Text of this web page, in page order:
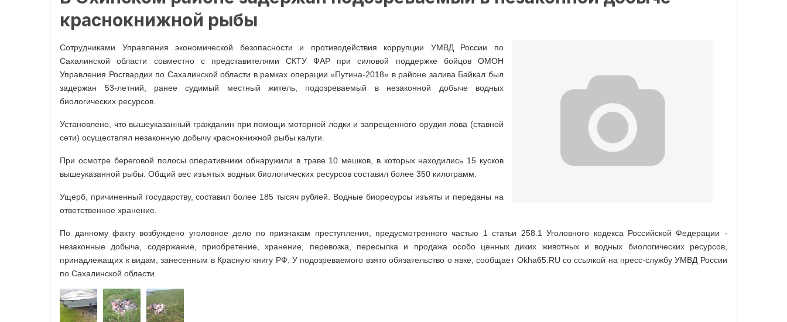
краснокнижной рыбы
Сотрудниками Управления экономической безопасности и противодействия коррупции УМВД России по
Сахалинской области совместно с представителями СКТУ ФАР при силовой поддержке бойцов ОМОН
Управления Росгвардии по Сахалинской области в рамках операции «Путина-2018» в районе залива Байкал был
задержан 53-летний, ранее судимый местный житель, подозреваемый в незаконной добыче водных
биологических ресурсов.
Установлено, что вышеуказанный гражданин при помощи моторной лодки и запрещенного орудия лова (ставной
сети) осуществлял незаконную добычу краснокнижной рыбы калуги.
При осмотре береговой полосы оперативники обнаружили в траве 10 мешков, в которых находились 15 кусков
вышеуказанной рыбы. Общий вес изъятых водных биологических ресурсов составил более 350 килограмм.
Ущерб, причиненный государству, составил более 185 тысяч рублей. Водные биоресурсы изъяты и переданы на
ответственное хранение.
По данному факту возбуждено уголовное дело по признакам преступления, предусмотренного частью 1 статьи 258.1 Уголовного кодекса Российской Федерации -
незаконные добыча, содержание, приобретение, хранение, перевозка, пересылка и продажа особо ценных диких животных и водных биологических ресурсов,
принадлежащих к видам, занесенным в Красную книгу РФ. У подозреваемого взято обязательство о явке, сообщает Okha65.RU со ссылкой на пресс-службу УМВД России
по Сахалинской области.